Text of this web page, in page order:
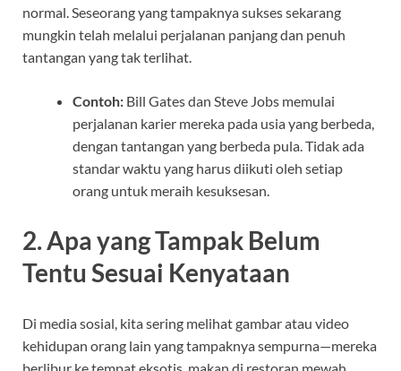
normal. Seseorang yang tampaknya sukses sekarang
mungkin telah melalui perjalanan panjang dan penuh
tantangan yang tak terlihat.
Contoh: Bill Gates dan Steve Jobs memulai
perjalanan karier mereka pada usia yang berbeda,
dengan tantangan yang berbeda pula. Tidak ada
standar waktu yang harus diikuti oleh setiap
orang untuk meraih kesuksesan.
2.Apa yang Tampak Belum
Tentu Sesuai Kenyataan
Di media sosial, kita sering melihat gambar atau video
kehidupan orang lain yang tampaknya sempurna—mereka
berlibur ke tempat eksotis, makan di restoran mewah,